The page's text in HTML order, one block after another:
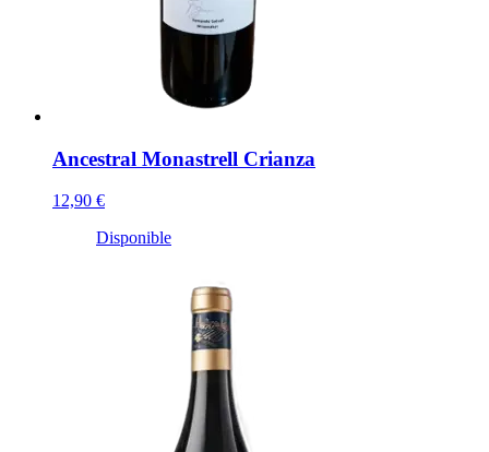
Ancestral Monastrell Crianza
12,90 €
Disponible